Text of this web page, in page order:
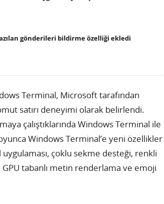
gönderileri bildirme özelliği ekledi
Terminal, Microsoft tarafından
satırı deneyimi olarak belirlendi.
çalıştıklarında Windows Terminal ile
Windows Terminal’e yeni özellikler
çoklu sekme desteği, renkli
tabanlı metin renderlama ve emoji